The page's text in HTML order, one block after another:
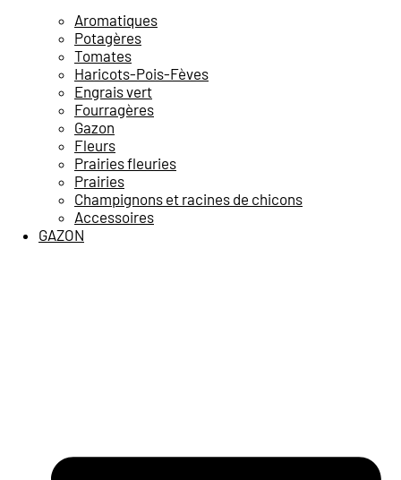
Aromatiques
Potagères
Tomates
Haricots-Pois-Fèves
Engrais vert
Fourragères
Gazon
Fleurs
Prairies fleuries
Prairies
Champignons et racines de chicons
Accessoires
GAZON